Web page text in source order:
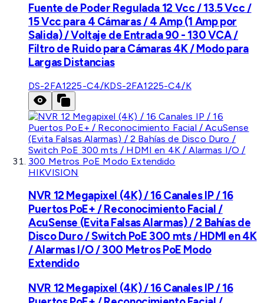
Fuente de Poder Regulada 12 Vcc / 13.5 Vcc /
15 Vcc para 4 Cámaras / 4 Amp (1 Amp por
Salida) / Voltaje de Entrada 90 - 130 VCA /
Filtro de Ruido para Cámaras 4K / Modo para
Largas Distancias
DS-2FA1225-C4/KDS-2FA1225-C4/K
HIKVISION
NVR 12 Megapixel (4K) / 16 Canales IP / 16
Puertos PoE+ / Reconocimiento Facial /
AcuSense (Evita Falsas Alarmas) / 2 Bahías de
Disco Duro / Switch PoE 300 mts / HDMI en 4K
/ Alarmas I/O / 300 Metros PoE Modo
Extendido
NVR 12 Megapixel (4K) / 16 Canales IP / 16